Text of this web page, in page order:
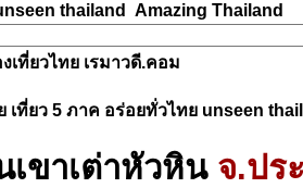
thailand Amazing Thailand
เที่ยวไทย เรมาวดี.คอม
เที่ยว 5 ภาค อร่อยทั่วไทย unseen
เขาเต่าหัวหิน จ.ปร